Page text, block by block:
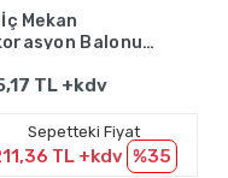
Mekan
Balonu
TL +kdv
Sepetteki Fiyat
TL +kdv %35